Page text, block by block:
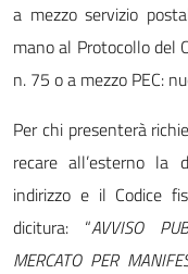
a mezzo servizio
mano al Protocollo del
n. 75 o a mezzo PEC:
Per chi presenterà
recare all’esterno la
indirizzo e il Codice
dicitura: “AVVISO
MERCATO PER